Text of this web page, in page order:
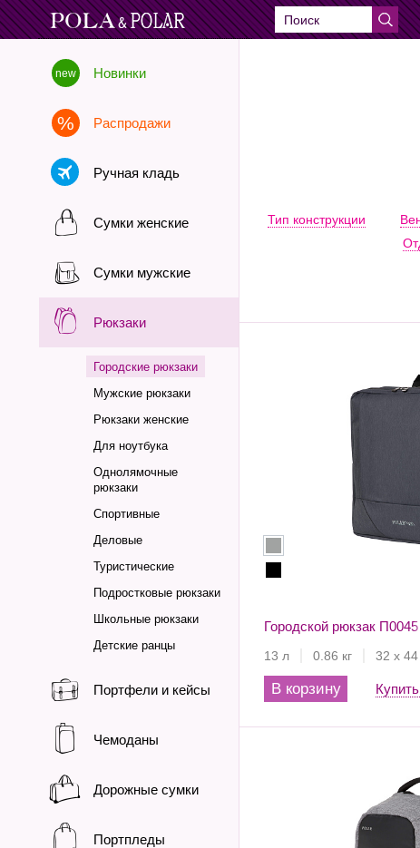
Новинки
Распродажи
Ручная кладь
Сумки женские
Сумки мужские
Рюкзаки
Городские рюкзаки
Мужские рюкзаки
Рюкзаки женские
Для ноутбука
Однолямочные
рюкзаки
Спортивные
Деловые
Туристические
Подростковые рюкзаки
Школьные рюкзаки
Детские ранцы
Портфели и кейсы
Чемоданы
Дорожные сумки
Портпледы
Тип конструкции
Городской рюкзак П0045
13 л 0.86 кг 32 х
В корзину